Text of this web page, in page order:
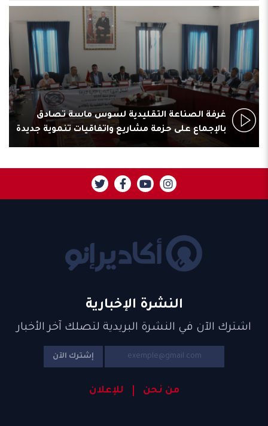
غرفة الصناعة التقليدية لسوس ماسة تصادق
بالإجماع على حزمة مشاريع واتفاقيات تنموية جديدة
النشرة الإخبارية
اشترك الآن في النشرة البريدية لتصلك آخر الأخبار
إشترك الآن
من نحن للإعلان